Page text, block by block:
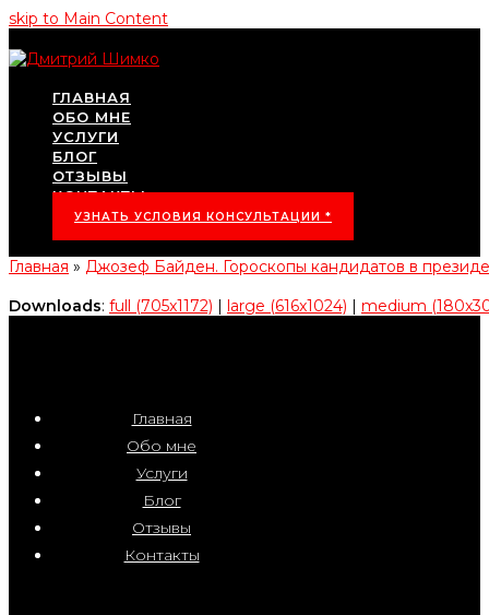
skip to Main Content
ГЛАВНАЯ
ОБО МНЕ
УСЛУГИ
БЛОГ
ОТЗЫВЫ
КОНТАКТЫ
УЗНАТЬ УСЛОВИЯ КОНСУЛЬТАЦИИ *
Главная » Джозеф Байден. Гороскопы кандидатов в
Downloads: full (705x1172) | large (616x1024) | medium
Главная
Обо мне
Услуги
Блог
Отзывы
Контакты